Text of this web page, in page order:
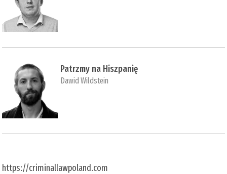
Patrzmy na Hiszpanię
Dawid Wildstein
https://criminallawpoland.com